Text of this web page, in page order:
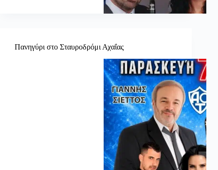
Πανηγύρι στο Σταυροδρόμι Αχαΐας